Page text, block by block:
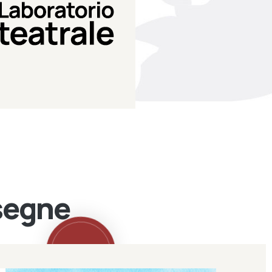
Laboratorio di teatro del
Teatro Eduardo de Filippo